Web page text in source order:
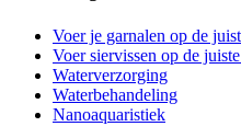
Voer je garnalen op de
Voer siervissen op de
Waterverzorging
Waterbehandeling
Nanoaquaristiek